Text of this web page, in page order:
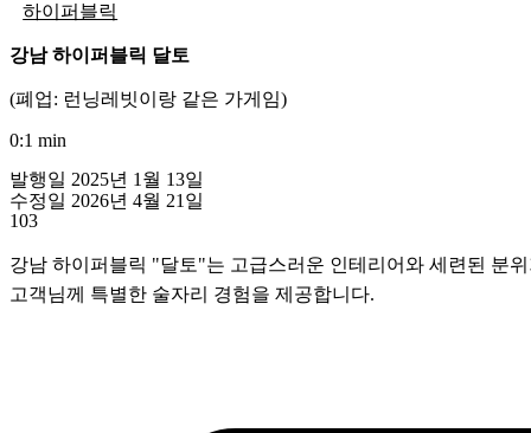
하이퍼블릭
강남 하이퍼블릭 달토
(폐업: 런닝레빗이랑 같은 가게임)
0:1 min
발행일 2025년 1월 13일
수정일 2026년 4월 21일
103
강남 하이퍼블릭 "달토"는 고급스러운 인테리어와 세련된 분
고객님께 특별한 술자리 경험을 제공합니다.